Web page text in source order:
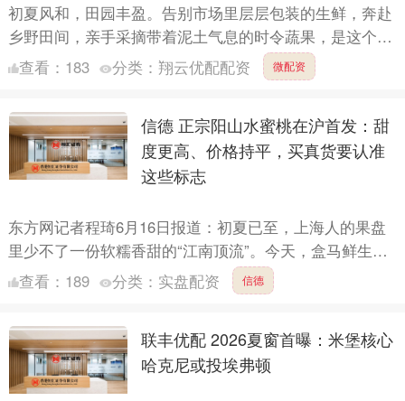
初夏风和，田园丰盈。告别市场里层层包装的生鲜，奔赴
乡野田间，亲手采摘带着泥土气息的时令蔬果，是这个夏
天最治愈的小事。 在宝山区月浦镇，藏着这样的“宝藏”农
查看： 183 分类： 翔云优配配资 微配资
信德 正宗阳山水蜜桃在沪首发：甜
度更高、价格持平，买真货要认准
这些标志
东方网记者程琦6月16日报道：初夏已至，上海人的果盘
里少不了一份软糯香甜的“江南顶流”。今天，盒马鲜生联
合无锡阳山镇政府在沪宣布，2026年阳山水蜜桃正式上
查看： 189 分类： 实盘配资 信德
联丰优配 2026夏窗首曝：米堡核心
哈克尼或投埃弗顿